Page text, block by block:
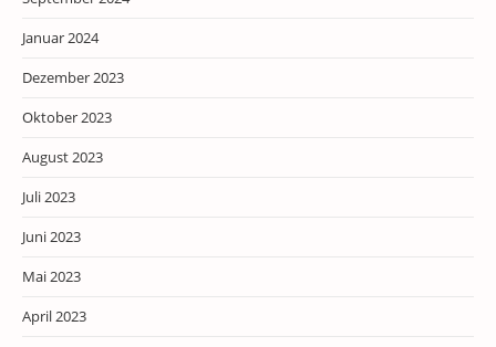
Januar 2024
Dezember 2023
Oktober 2023
August 2023
Juli 2023
Juni 2023
Mai 2023
April 2023